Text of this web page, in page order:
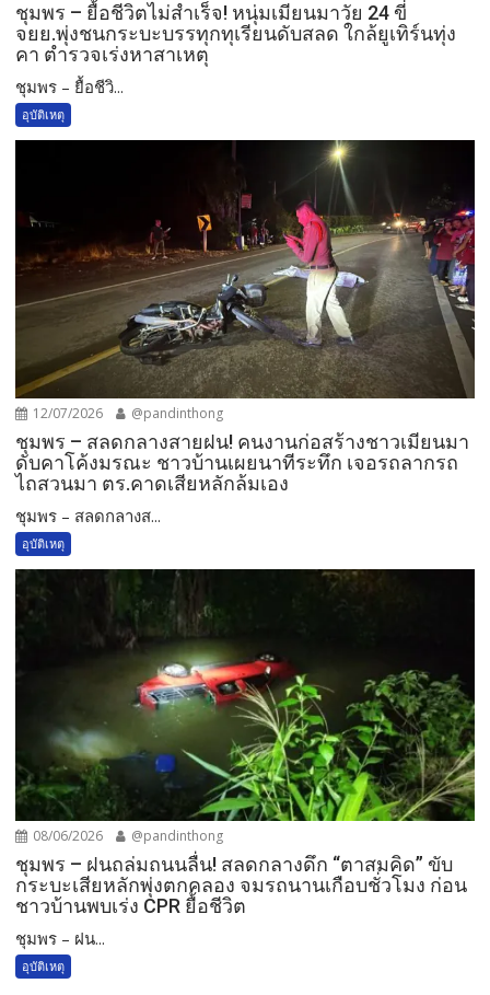
ชุมพร – ยื้อชีวิตไม่สำเร็จ! หนุ่มเมียนมาวัย 24 ขี่
จยย.พุ่งชนกระบะบรรทุกทุเรียนดับสลด ใกล้ยูเทิร์นทุ่ง
คา ตำรวจเร่งหาสาเหตุ
ชุมพร – ยื้อชีวิ...
อุบัติเหตุ
12/07/2026 @pandinthong
ชุมพร – สลดกลางสายฝน! คนงานก่อสร้างชาวเมียนมา
ดับคาโค้งมรณะ ชาวบ้านเผยนาทีระทึก เจอรถลากรถ
ไถสวนมา ตร.คาดเสียหลักล้มเอง
ชุมพร – สลดกลางส...
อุบัติเหตุ
08/06/2026 @pandinthong
ชุมพร – ฝนถล่มถนนลื่น! สลดกลางดึก “ตาสมคิด” ขับ
กระบะเสียหลักพุ่งตกคลอง จมรถนานเกือบชั่วโมง ก่อน
ชาวบ้านพบเร่ง CPR ยื้อชีวิต
ชุมพร – ฝน...
อุบัติเหตุ